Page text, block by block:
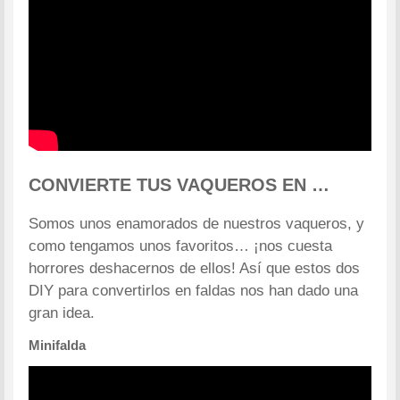
CONVIERTE TUS VAQUEROS EN …
Somos unos enamorados de nuestros vaqueros, y
como tengamos unos favoritos… ¡nos cuesta
horrores deshacernos de ellos! Así que estos dos
DIY para convertirlos en faldas nos han dado una
gran idea.
Minifalda